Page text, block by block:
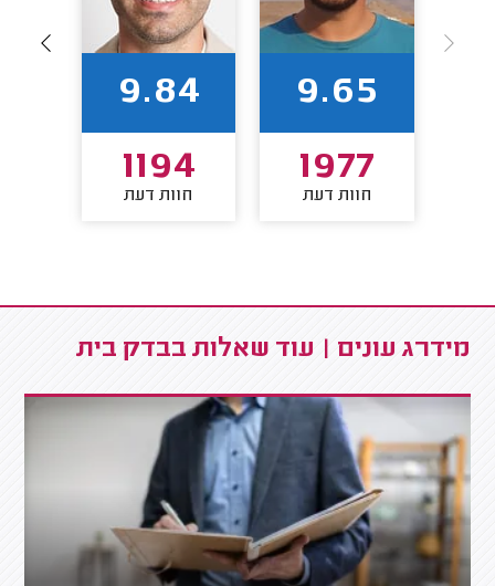
9.65
1977
חוות דעת
9.84
1194
חוות דעת
מידרג עונים | עוד שאלות בבדק בית